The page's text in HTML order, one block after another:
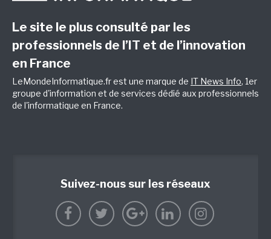
Le site le plus consulté par les
professionnels de l’IT et de l’innovation
en France
LeMondeInformatique.fr est une marque de IT News Info, 1er
groupe d'information et de services dédié aux professionnels
de l'informatique en France.
Suivez-nous sur les réseaux